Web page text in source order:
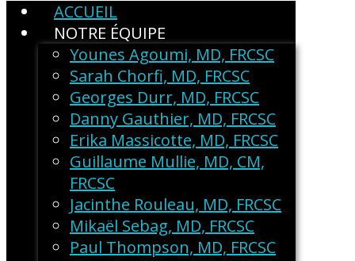
ACCUEIL
NOTRE ÉQUIPE
Younes Agoumi, MD, FRCSC
Sarah Chorfi, MD, FRCSC
Georges Durr, MD, FRCSC
Danny Gauthier, MD, FRCSC
Erika Massicotte, MD, FRCSC
Guillaume Mullie, MD, CM,
FRCSC
Jacinthe Rouleau, MD, FRCSC
Mikaël Sebag, MD, FRCSC
Paul Thompson, MD, FRCSC